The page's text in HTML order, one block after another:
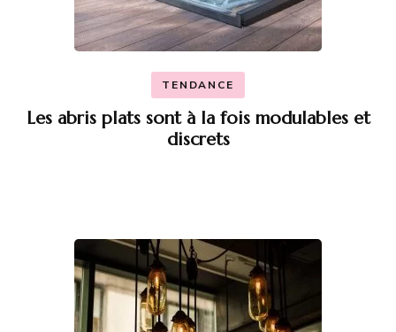
TENDANCE
Les abris plats sont à la fois modulables et
discrets